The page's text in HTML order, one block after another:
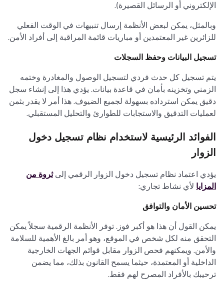
الإلكتروني أو الرسائل القصيرة).
وبالمثل، يمكن لبعض الأنظمة إرسال تنبيهات في الوقت الفعلي
للزائرين غير المعتمدين أو مباريات قائمة المراقبة إلى أفراد الأمن.
تسجيل البيانات وحفظ السجلات
يتم تسجيل كل حدث فردي لتسجيل الوصول والمغادرة وختمه
الزمني وتخزينه بأمان في قاعدة بيانات. يؤدي هذا إلى إنشاء سجل
دقيق يمكن استرداده بسهولة لجميع الضيوف. هذا أمر لا يقدر بثمن
لعمليات التدقيق والاستجابات للطوارئ والتحليل المستقبلي.
الفوائد الرئيسية لاستخدام نظام تسجيل دخول
الزوار
يؤدي اعتماد نظام تسجيل دخول الزوار الرقمي إلىثروة من
المزايا لأي نشاط تجاري:
تحسين الأمان والتوافق
يمكن القول أن هذا هو أكبر فوز. توفر الأنظمة الرقمية سجلاً يمكن
التحقق منه لكل شخص في الموقع، وهو أمر بالغ الأهمية للسلامة
والأمن. ويمكنهم فحص الزوار مقابل قوائم الجهات الخارجية
الداخلية أو المعتمدة، حيثما يسمح القانون بذلك، مما يضمن
ترحيبك بالأفراد المصرح لهم فقط.